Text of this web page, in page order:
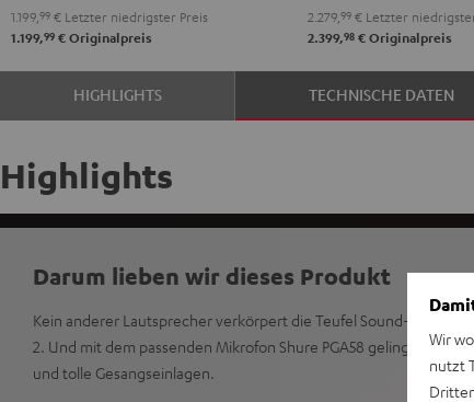
1.199, 99 € Letzter niedrigster Preis
1.199,99 € Originalpreis
2.279, 99€Letzter
2.399,98€Originalpreis
HIGHLIGHTS TECHNISCHE DATEN
Highlights
Darum lieben wir dieses Produkt
Kein anderer Lautsprecher verkörpert die Teufel Sound-DNA so
2. Und mit dem passenden Mikrofon Shure PGA58 gelingen dir
und tolle Gesangseinlagen.
Wir
nutzt